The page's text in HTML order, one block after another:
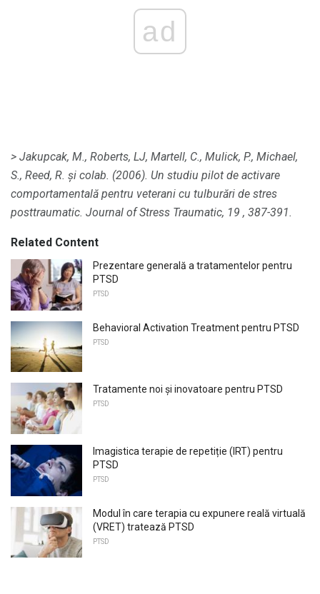
ad
> Jakupcak, M., Roberts, LJ, Martell, C., Mulick, P., Michael,
S., Reed, R. și colab. (2006). Un studiu pilot de activare
comportamentală pentru veterani cu tulburări de stres
posttraumatic. Journal of Stress Traumatic, 19 , 387-391.
Related Content
Prezentare generală a tratamentelor pentru
PTSD
PTSD
Behavioral Activation Treatment pentru PTSD
PTSD
Tratamente noi și inovatoare pentru PTSD
PTSD
Imagistica terapie de repetiție (IRT) pentru
PTSD
PTSD
Modul în care terapia cu expunere reală virtuală
(VRET) tratează PTSD
PTSD